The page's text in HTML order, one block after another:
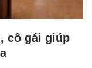
cô gái giúp